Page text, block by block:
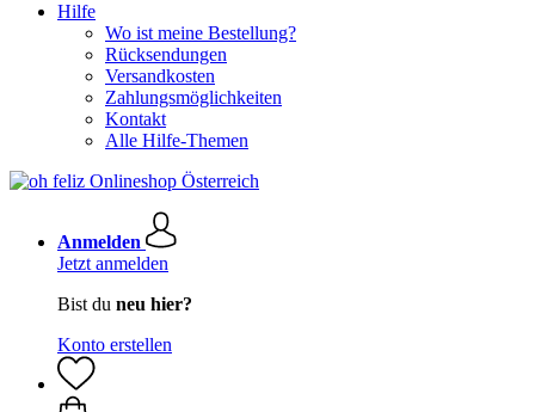
Hilfe
Wo ist meine Bestellung?
Rücksendungen
Versandkosten
Zahlungsmöglichkeiten
Kontakt
Alle Hilfe-Themen
Anmelden
Jetzt anmelden
Bist du neu hier?
Konto erstellen